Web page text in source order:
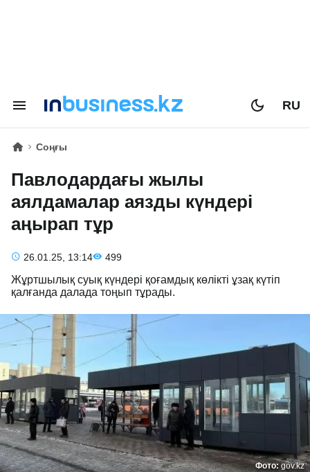
RU
Соңғы
Павлодардағы жылы
аялдамалар аязды күндері
аңырап тұр
26.01.25, 13:14 499
Жұртшылық суық күндері қоғамдық көлікті ұзақ күтіп
қалғанда далада тоңып тұрады.
Фото: gov.kz